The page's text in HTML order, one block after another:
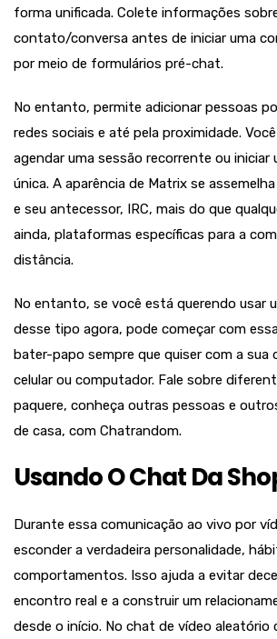
forma unificada. Colete informações
contato/conversa antes de iniciar uma
por meio de formulários pré-chat.
No entanto, permite adicionar pessoas
redes sociais e até pela proximidade.
agendar uma sessão recorrente ou iniciar
única. A aparência de Matrix se
e seu antecessor, IRC, mais do que
ainda, plataformas específicas para a
distância.
No entanto, se você está querendo usar
desse tipo agora, pode começar com
bater-papo sempre que quiser com a sua
celular ou computador. Fale sobre
paquere, conheça outras pessoas e
de casa, com Chatrandom.
Usando O Chat Da
Durante essa comunicação ao vivo por
esconder a verdadeira personalidade,
comportamentos. Isso ajuda a evitar
encontro real e a construir um
desde o início. No chat de vídeo aleatório